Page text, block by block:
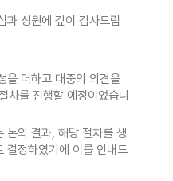
과 성원에 깊이 감사드립
을 더하고 대중의 의견을
차를 진행할 예정이었습니
논의 결과, 해당 절차를 생
결정하였기에 이를 안내드